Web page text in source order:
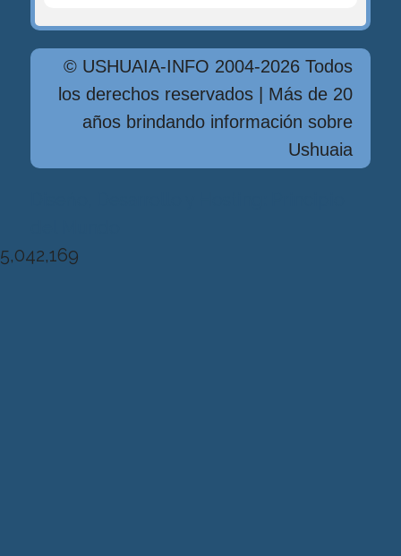
© USHUAIA-INFO 2004-2026 Todos
los derechos reservados | Más de 20
años brindando información sobre
Ushuaia
5,042,169